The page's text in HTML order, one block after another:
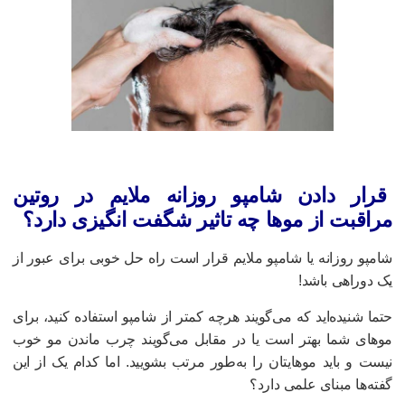
دادن شامپو روزانه ملایم در روتین
از موها چه تاثیر شگفت انگیزی دارد؟
روزانه یا شامپو ملایم قرار است راه حل خوبی برای عبور از
دوراهی باشد!
شنیده‌‌اید که می‌گویند هرچه کمتر از شامپو استفاده کنید، برای
شما بهتر است یا در مقابل می‌گویند چرب ماندن مو خوب
و باید موهایتان را به‌طور مرتب بشویید. اما کدام یک از این
مبنای علمی دارد؟